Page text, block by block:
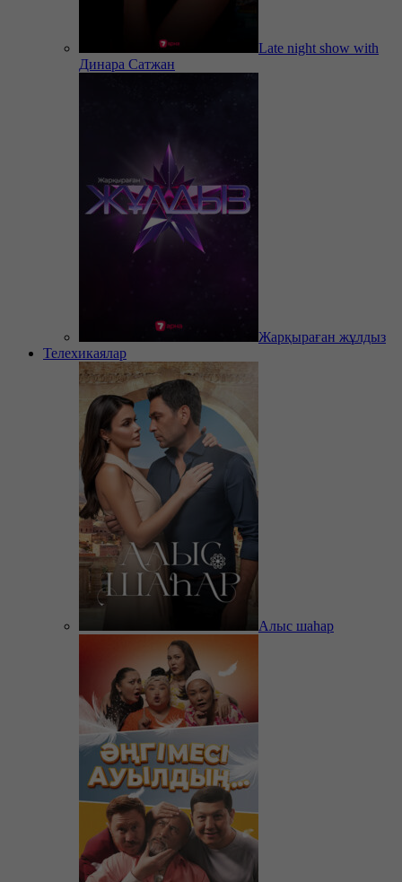
Late night show with
Динара Сатжан
Жарқыраған жұлдыз
Телехикаялар
Алыс шаһар